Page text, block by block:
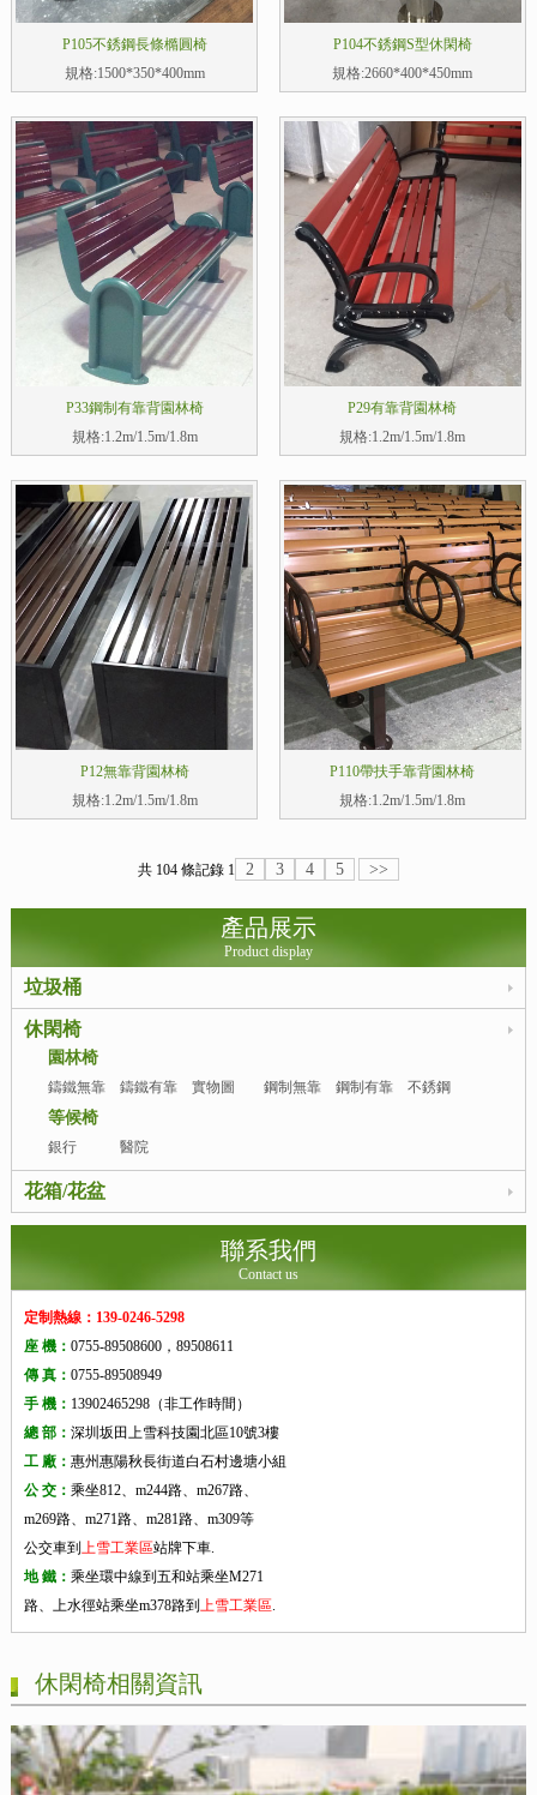
產品展示
Product display
垃圾桶
休閑椅
園林椅
鑄鐵無靠
背
鑄鐵有靠
實物圖
鋼制無靠
鋼制有靠
不銹鋼
等候椅
銀行 醫院
花箱/花盆
聯系我們
Contact us
定制熱線：139-0246-5298
座 機： 0755-89508600，89508611
傳 真： 0755-89508949
手 機： 13902465298（非工作時間）
總 部： 深圳坂田上雪科技園北區10號3樓
工 廠： 惠州惠陽秋長街道白石村邊塘小組
公 交： 乘坐812、m244路、m267路、
m269路、m271路、m281路、m309等
公交車到 上雪工業區站牌下車.
地 鐵： 乘坐環中線到五和站乘坐M271
路、上水徑站乘坐m378路到 上雪工業區.
P105不銹鋼長條橢圓椅
規格:1500*350*400mm
P104不銹鋼S型休閑椅
規格:2660*400*450mm
P33鋼制有靠背園林椅
規格:1.2m/1.5m/1.8m
P29有靠背園林椅
規格:1.2m/1.5m/1.8m
P12無靠背園林椅
規格:1.2m/1.5m/1.8m
P110帶扶手靠背園林椅
規格:1.2m/1.5m/1.8m
共 104 條記錄 1 2 3 4 5 >>
休閑椅相關資訊